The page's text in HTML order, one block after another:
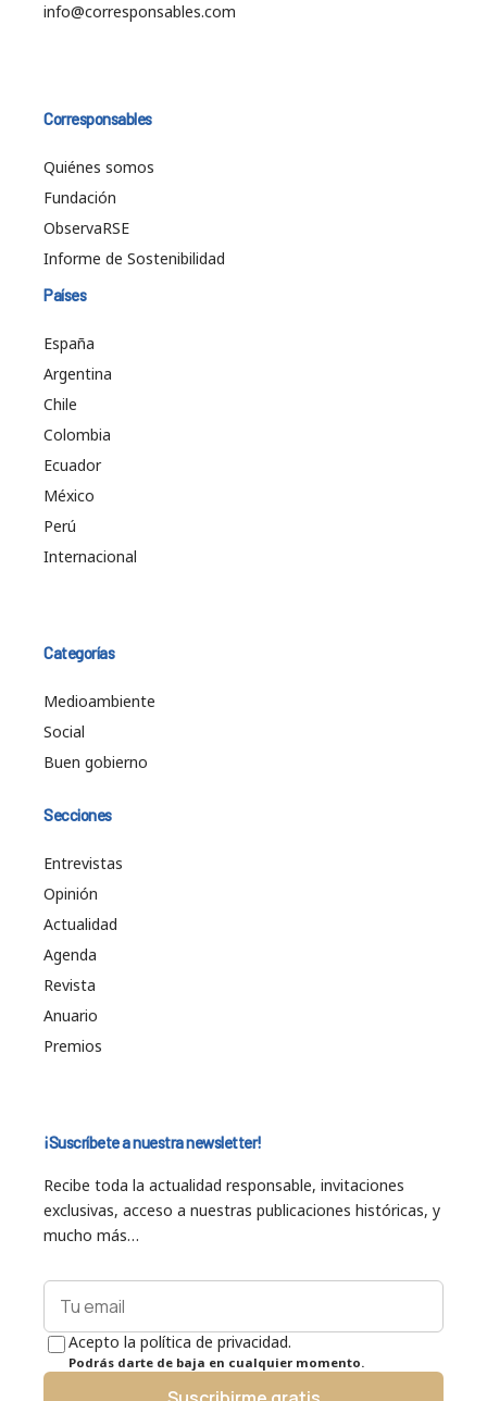
info@corresponsables.com
Corresponsables
Quiénes somos
Fundación
ObservaRSE
Informe de Sostenibilidad
Países
España
Argentina
Chile
Colombia
Ecuador
México
Perú
Internacional
Categorías
Medioambiente
Social
Buen gobierno
Secciones
Entrevistas
Opinión
Actualidad
Agenda
Revista
Anuario
Premios
¡Suscríbete a nuestra newsletter!
Recibe toda la actualidad responsable, invitaciones
exclusivas, acceso a nuestras publicaciones históricas, y
mucho más…
Acepto la política de privacidad.
Podrás darte de baja en cualquier momento.